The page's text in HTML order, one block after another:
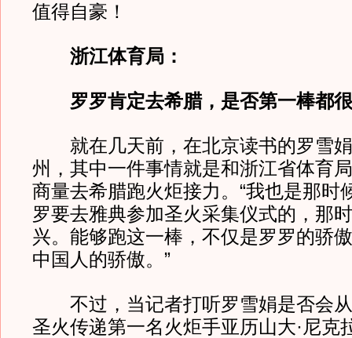
值得自豪！
浙江体育局：
罗罗肯定去希腊，是否第一棒都
就在几天前，在北京读书的罗雪娟
州，其中一件事情就是和浙江省体育
商量去希腊跑火炬接力。“我也是那时
罗要去雅典参加圣火采集仪式的，那
兴。能够跑这一棒，不仅是罗罗的骄
中国人的骄傲。”
不过，当记者打听罗雪娟是否会从
圣火传递第一名火炬手亚历山大·尼克